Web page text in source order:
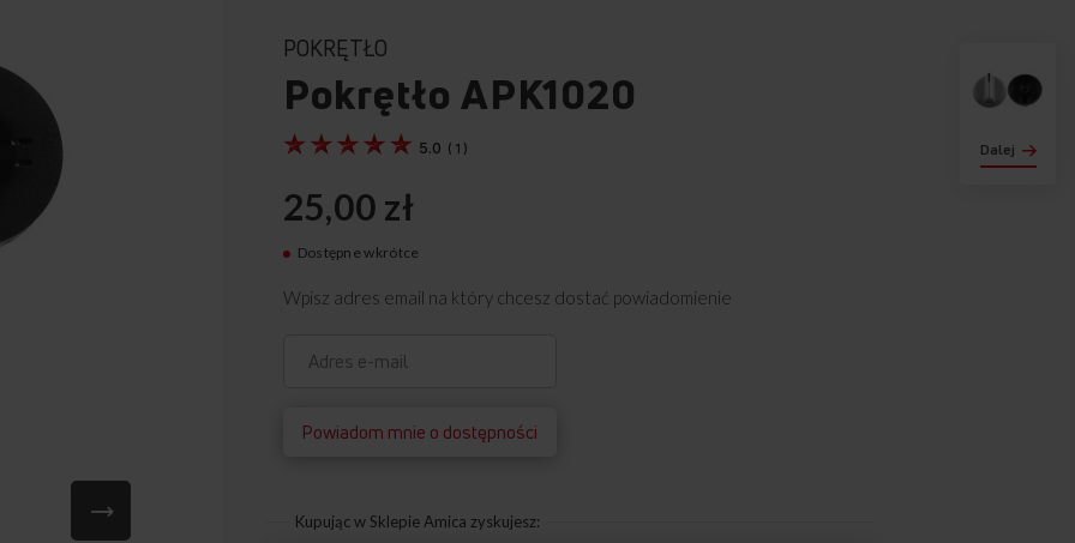
Dalej
POKRĘTŁO
Pokrętło APK1020
5.0 ( 1 )
25,00 zł
Dostępne wkrótce
Wpisz adres email na który chcesz dostać powiadomienie
Powiadom mnie o dostępności
Kupując w Sklepie Amica zyskujesz: